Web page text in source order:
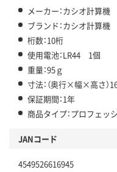
メーカー：カシオ計算機
ブランド：カシオ計算機
桁数：10桁
使用電池：LR44 1個
重量：95ｇ
寸法：（奥行×幅×高さ
保証期間：1年
商品タイプ：プロフェッ
JANコード
4549526616945